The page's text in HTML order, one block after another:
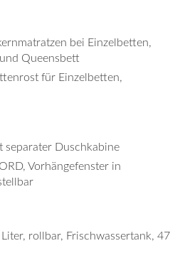
bei Einzelbetten,
Queensbett
für Einzelbetten,
separater Duschkabine
Vorhängefenster in
rollbar, Frischwassertank, 47